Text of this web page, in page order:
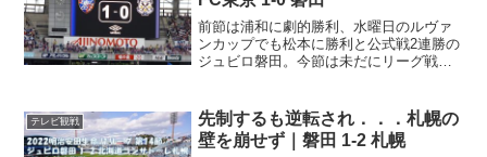
前節は浦和に劇的勝利、水曜日のルヴァ
ンカップでも松本に勝利と公式戦2連勝の
ジュビロ磐田。今節は未だにリーグ戦無
いながらも快晴の味の素スタジアムには3
万人の...
テレビ観戦
先制するも逆転され．．．札幌の
壁を崩せず｜磐田 1-2 札幌